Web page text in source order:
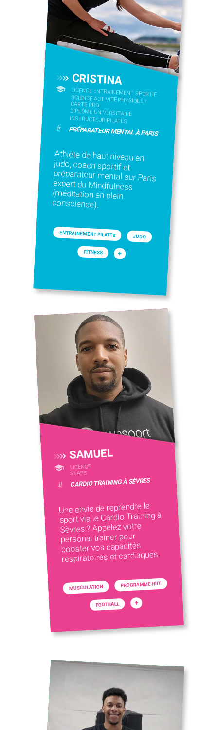
CRISTINA
LICENCE ENTRAINEMENT SPORTIF
SCIENCE ACTIVITÉ PHYSIQUE /
CARTE PRO
DIPLÔME UNIVERSITAIRE
INSTRUCTEUR PILATES
# PRÉPARATEUR MENTAL À PARIS
Athlète de haut niveau en
judo, coach sportif et
préparateur mental sur Paris
expert du Mindfulness
(méditation en plein
conscience).
ENTRAINEMENT PILATES JUDO
FITNESS +
SAMUEL
LICENCE
STAPS
# CARDIO TRAINING À SÈVRES
Une envie de reprendre le
sport via le Cardio Training à
Sèvres ? Appelez votre
personal trainer pour
booster vos capacités
respiratoires et cardiaques.
MUSCULATION PROGRAMME HIIT
FOOTBALL +